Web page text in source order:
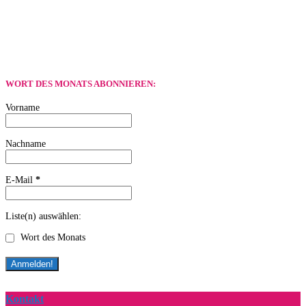
WORT DES MONATS ABONNIEREN:
Vorname
Nachname
E-Mail *
Liste(n) auswählen:
Wort des Monats
Kontakt